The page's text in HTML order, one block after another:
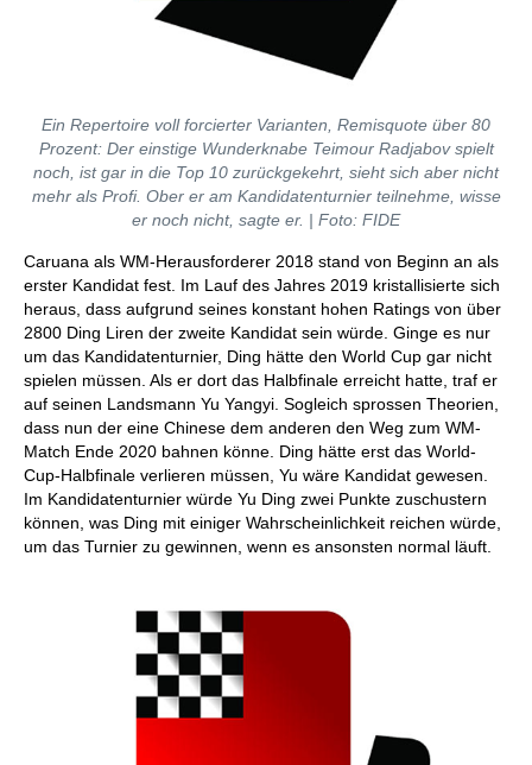
Ein Repertoire voll forcierter Varianten, Remisquote über 80
Prozent: Der einstige Wunderknabe Teimour Radjabov spielt
noch, ist gar in die Top 10 zurückgekehrt, sieht sich aber nicht
mehr als Profi. Ober er am Kandidatenturnier teilnehme, wisse
er noch nicht, sagte er. | Foto: FIDE
Caruana als WM-Herausforderer 2018 stand von Beginn an als
erster Kandidat fest. Im Lauf des Jahres 2019 kristallisierte sich
heraus, dass aufgrund seines konstant hohen Ratings von über
2800 Ding Liren der zweite Kandidat sein würde. Ginge es nur
um das Kandidatenturnier, Ding hätte den World Cup gar nicht
spielen müssen. Als er dort das Halbfinale erreicht hatte, traf er
auf seinen Landsmann Yu Yangyi. Sogleich sprossen Theorien,
dass nun der eine Chinese dem anderen den Weg zum WM-
Match Ende 2020 bahnen könne. Ding hätte erst das World-
Cup-Halbfinale verlieren müssen, Yu wäre Kandidat gewesen.
Im Kandidatenturnier würde Yu Ding zwei Punkte zuschustern
können, was Ding mit einiger Wahrscheinlichkeit reichen würde,
um das Turnier zu gewinnen, wenn es ansonsten normal läuft.